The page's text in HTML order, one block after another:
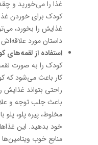
غذا را می‌خورید و
کودک برای خوردن غذا
غذایش را بخورد،
داستان مورد علاقه‌اش
استفاده از
کودک را به صورت
کار باعث می‌شود
راحتی بتواند غذایش
باعث جلب توجه و
مخلوط، پیره پلو، پلو
خود بدهید. این
منابع خوب